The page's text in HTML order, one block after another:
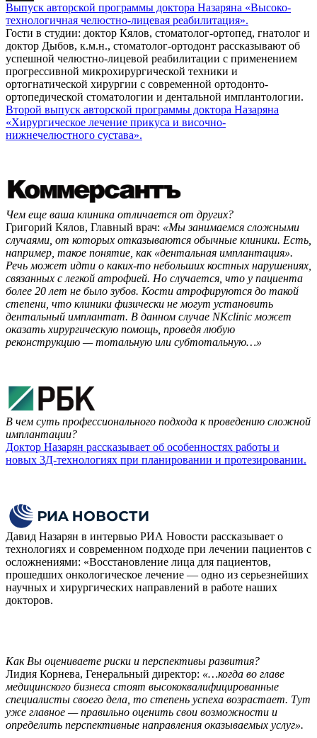
Выпуск авторской программы доктора Назаряна «Высоко-
технологичная челюстно-лицевая реабилитация».
Гости в студии: доктор Кялов, стоматолог-ортопед, гнатолог и
доктор Дыбов, к.м.н., стоматолог-ортодонт рассказывают об
успешной челюстно-лицевой реабилитации с применением
прогрессивной микрохирургической техники и
ортогнатической хирургии с современной ортодонто-
ортопедической стоматологии и дентальной имплантологии.
Второй выпуск авторской программы доктора Назаряна
«Хирургическое лечение прикуса и височно-
нижнечелюстного сустава».
Чем еще ваша клиника отличается от других?
Григорий Кялов, Главный врач: «Мы занимаемся сложными
случаями, от которых отказываются обычные клиники. Есть,
например, такое понятие, как «дентальная имплантация».
Речь может идти о каких-то небольших костных нарушениях,
связанных с легкой атрофией. Но случается, что у пациента
более 20 лет не было зубов. Кости атрофируются до такой
степени, что клиники физически не могут установить
дентальный имплантат. В данном случае NKclinic может
оказать хирургическую помощь, проведя любую
реконструкцию — тотальную или субтотальную…»
В чем суть профессионального подхода к проведению сложной
имплантации?
Доктор Назарян рассказывает об особенностях работы и
новых 3Д-технологиях при планировании и протезировании.
Давид Назарян в интервью РИА Новости рассказывает о
технологиях и современном подходе при лечении пациентов с
осложнениями: «Восстановление лица для пациентов,
прошедших онкологическое лечение — одно из серьезнейших
научных и хирургических направлений в работе наших
докторов.
Как Вы оцениваете риски и перспективы развития?
Лидия Корнева, Генеральный директор: «…когда во главе
медицинского бизнеса стоят высококвалифицированные
специалисты своего дела, то степень успеха возрастает. Тут
уже главное — правильно оценить свои возможности и
определить перспективные направления оказываемых услуг».